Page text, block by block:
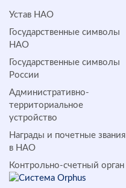
Устав НАО
Государственные символы
НАО
Государственные символы
России
Административно-
территориальное
устройство
Награды и почетные звания
в НАО
Контрольно-счетный орган